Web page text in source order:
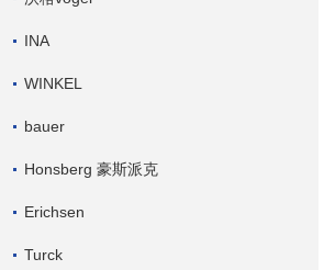
INA
WINKEL
bauer
Honsberg 豪斯派克
Erichsen
Turck